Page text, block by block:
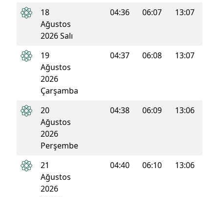
18
Ağustos
2026 Salı
04:36 06:07 13:07
19
Ağustos
2026
Çarşamba
04:37 06:08 13:07
20
Ağustos
2026
Perşembe
04:38 06:09 13:06
21
Ağustos
2026
04:40 06:10 13:06